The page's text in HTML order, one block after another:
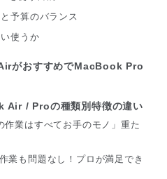
予算のバランス
使うか
がおすすめでMacBook Pro
Air / Proの種類別特徴の違い
業はすべてお手のモノ」重た
業も問題なし！プロが満足でき